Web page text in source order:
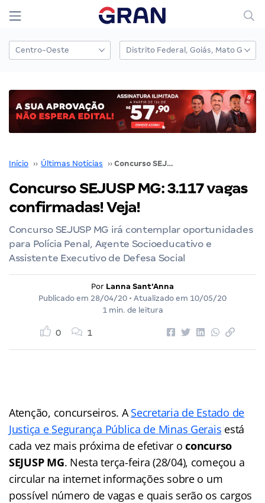
Início ›› Últimas Notícias ›› Concurso SEJUSP MG: 3.117 vagas confirmadas! Veja!
Concurso SEJUSP MG: 3.117 vagas
confirmadas! Veja!
Concurso SEJUSP MG irá contemplar oportunidades
para Polícia Penal, Agente Socioeducativo e
Assistente Executivo de Defesa Social
Por Lanna Sant'Anna
Publicado em 28/04/20 • Atualizado em 10/05/20
1 min. de leitura
0 1
Atenção, concurseiros. ASecretaria de Estado de
Justiça e Segurança Pública de Minas Gerais está
cada vez mais próxima de efetivar oconcurso
SEJUSP MG. Nesta terça-feira (28/04), começou a
circular na internet informações sobre o um
possível número de vagas e quais serão os cargos